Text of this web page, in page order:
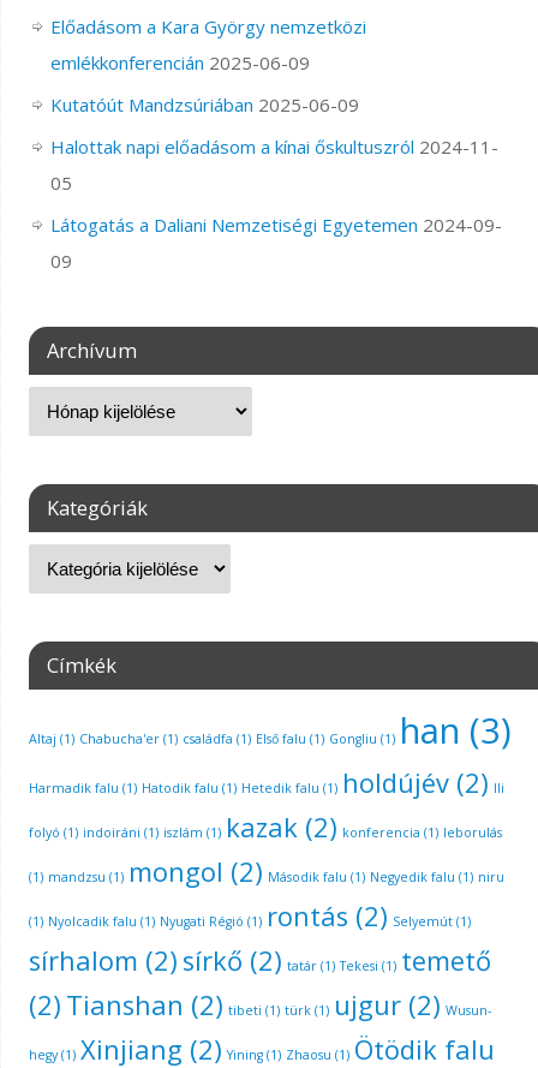
Előadásom a Kara György nemzetközi
emlékkonferencián 2025-06-09
Kutatóút Mandzsúriában 2025-06-09
Halottak napi előadásom a kínai őskultuszról 2024-11-
05
Látogatás a Daliani Nemzetiségi Egyetemen 2024-09-
09
Archívum
Kategóriák
Címkék
Altaj (1) Chabucha'er(1) családfa (1) Első falu (1) Gongliu (1) han (3)
Harmadik falu (1) Hatodik falu (1) Hetedik falu (1) holdújév(2) Ili
folyó (1) indoiráni (1) iszlám (1) kazak(2) konferencia (1) leborulás
(1) mandzsu (1) mongol (2) Második falu (1) Negyedik falu (1) niru
(1) Nyolcadik falu (1) Nyugati Régió (1) rontás (2) Selyemút(1)
sírhalom (2) sírkő (2) tatár(1) Tekesi (1) temető
(2) Tianshan (2) tibeti (1) türk(1) ujgur(2) Wusun-
hegy(1) Xinjiang (2) Yining(1) Zhaosu (1) Ötödik falu